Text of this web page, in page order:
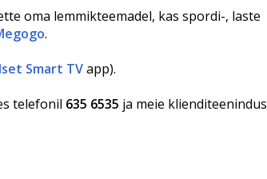
oma lemmikteemadel, kas spordi-, laste
.
Smart TVapp).
telefonil 635 6535 ja meie klienditeenindus